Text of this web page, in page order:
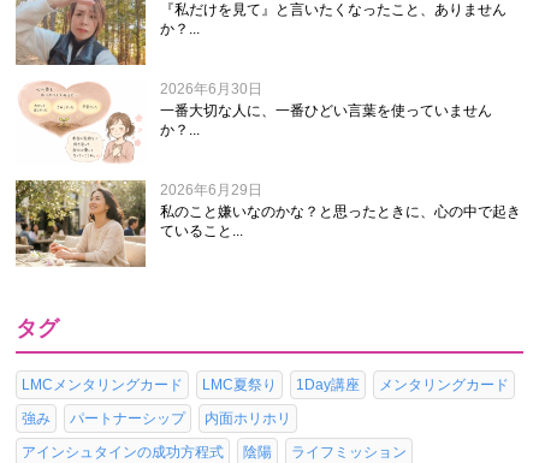
『私だけを見て』と言いたくなったこと、ありません
か？...
2026年6月30日
一番大切な人に、一番ひどい言葉を使っていません
か？...
2026年6月29日
私のこと嫌いなのかな？と思ったときに、心の中で起き
ていること...
タグ
LMCメンタリングカード LMC夏祭り 1Day講座
メンタリングカード
強み
パートナーシップ
内面ホリホリ
アインシュタインの成功方程式
陰陽 ライフミッション